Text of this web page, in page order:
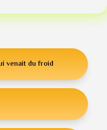
venait du froid